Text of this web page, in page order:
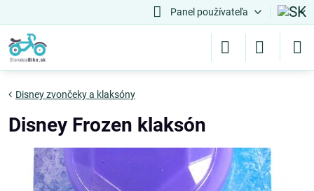
Panel používateľa
Disney zvončeky a klaksóny
Disney Frozen klaksón